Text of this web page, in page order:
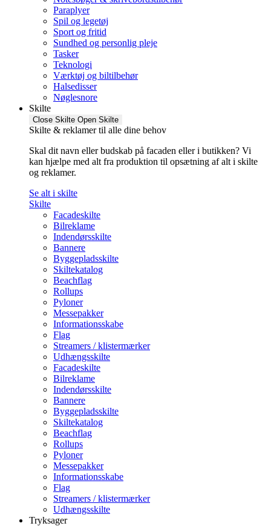
Paraplyer
Spil og legetøj
Sport og fritid
Sundhed og personlig pleje
Tasker
Teknologi
Værktøj og biltilbehør
Halsedisser
Nøglesnore
Skilte
Close Skilte Open Skilte
Skilte & reklamer til alle dine behov
Skal dit navn eller budskab på facaden eller i butikken? Vi
kan hjælpe med alt fra produktion til opsætning af alt i skilte
og reklamer.
Se alt i skilte
Skilte
Facadeskilte
Bilreklame
Indendørsskilte
Bannere
Byggepladsskilte
Skiltekatalog
Beachflag
Rollups
Pyloner
Messepakker
Informationsskabe
Flag
Streamers / klistermærker
Udhængsskilte
Facadeskilte
Bilreklame
Indendørsskilte
Bannere
Byggepladsskilte
Skiltekatalog
Beachflag
Rollups
Pyloner
Messepakker
Informationsskabe
Flag
Streamers / klistermærker
Udhængsskilte
Tryksager